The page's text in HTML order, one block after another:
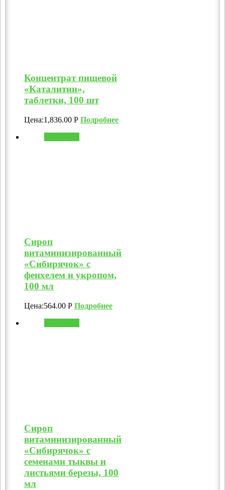
Концентрат пищевой
«Каталитин»,
таблетки, 100 шт
Цена:1,836.00 Р Подробнее
Сироп
витаминизированный
«Сибирячок» с
фенхелем и укропом,
100 мл
Цена:564.00 Р Подробнее
Сироп
витаминизированный
«Сибирячок» с
семенами тыквы и
листьями березы, 100
мл